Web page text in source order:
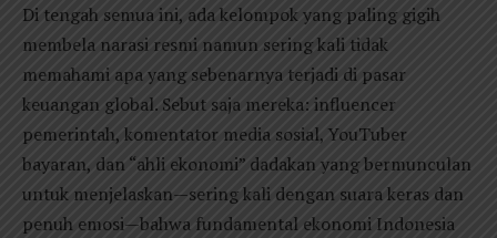
Di tengah semua ini, ada kelompok yang paling gigih
membela narasi resmi namun sering kali tidak
memahami apa yang sebenarnya terjadi di pasar
keuangan global. Sebut saja mereka: influencer
pemerintah, komentator media sosial, YouTuber
bayaran, dan “ahli ekonomi” dadakan yang bermunculan
untuk menjelaskan—sering kali dengan suara keras dan
penuh emosi—bahwa fundamental ekonomi Indonesia